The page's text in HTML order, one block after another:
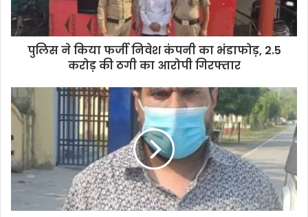
पुलिस ने किया फर्जी निवेश कंपनी का भंडाफोड़, 2.5
करोड़ की ठगी का आरोपी गिरफ्तार